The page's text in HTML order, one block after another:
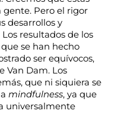
gente. Pero el rigor
desarrollos y
resultados de los
se han hecho
ser equívocos,
Van Dam. Los
que ni siquiera se
mindfulness, ya que
universalmente